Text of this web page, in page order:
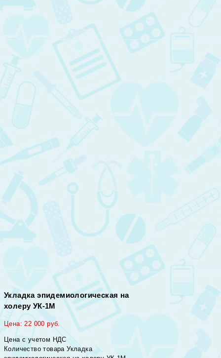
Укладка эпидемиологическая на
холеру УК-1М
Цена:22 000 руб.
Цена с учетом НДС
Количество товара Укладка